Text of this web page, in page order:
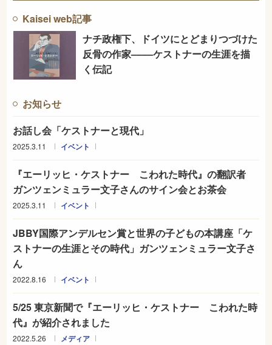
Kaisei web記事
ナチ政権下、ドイツにとどまりつづけた
反骨の作家––––ケストナーの生涯を描
く伝記
お知らせ
お話し会「ケストナーと現代」
2025.3.11 イベント
『エーリッヒ・ケストナー こわれた時代』の翻訳者
ガンツェンミュラー文子さんのサイン会とお茶会
2025.3.11 イベント
JBBY国際アンデルセン賞と世界の子どもの本講座「ケ
ストナーの生涯とその時代」ガンツェンミュラー文子さ
ん
2022.8.16 イベント
5/25 東京新聞で『エーリッヒ・ケストナー こわれた時
代』が紹介されました
2022.5.26 メディア